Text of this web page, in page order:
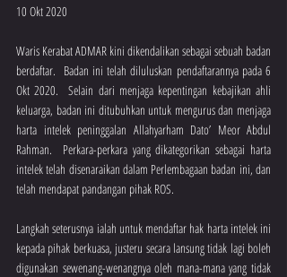
10 Okt 2020
Waris Kerabat ADMAR kini dikendalikan sebagai sebuah badan
berdaftar.  Badan ini telah diluluskan pendaftarannya pada 6
Okt 2020.  Selain dari menjaga kepentingan kebajikan ahli
keluarga, badan ini ditubuhkan untuk mengurus dan menjaga
harta intelek peninggalan Allahyarham Dato’ Meor Abdul
Rahman.  Perkara-perkara yang dikategorikan sebagai harta
intelek telah disenaraikan dalam Perlembagaan badan ini, dan
telah mendapat pandangan pihak ROS.
Langkah seterusnya ialah untuk mendaftar hak harta intelek ini
kepada pihak berkuasa, justeru secara lansung tidak lagi boleh
digunakan sewenang-wenangnya oleh mana-mana yang tidak